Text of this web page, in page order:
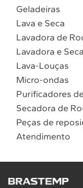
Geladeiras
Lava e Seca
Lavadora de
Lavadora e
Lava-Louças
Micro-ondas
Purificadores
Secadora de
Peças de
Atendimento